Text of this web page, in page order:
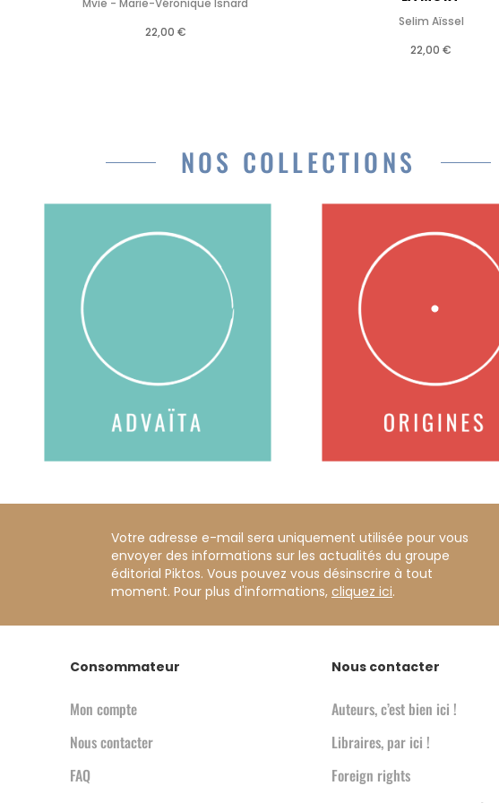
Mvie - Marie-Véronique Isnard
22,00 €
Selim Aïssel
22,00 €
NOS COLLECTIONS
Votre adresse e-mail sera uniquement utilisée pour vous
envoyer des informations sur les actualités du groupe
éditorial Piktos. Vous pouvez vous désinscrire à tout
moment. Pour plus d'informations, cliquez ici.
Consommateur
Mon compte
Nous contacter
FAQ
Nous contacter
Auteurs, c’est bien ici !
Libraires, par ici !
Foreign rights